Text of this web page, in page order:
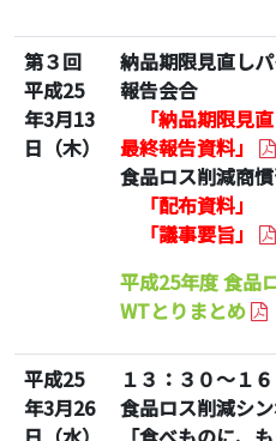
第３回
平成25
年3月13
日（木）
納品期限見直し
報告会合
「納品期限見
最終報告資料」
食品ロス削減商
「配布資料」
「議事要旨」
平成25年度 食品
WTとりまとめ
平成25
年3月26
１３：３０～１
食品ロス削減シ